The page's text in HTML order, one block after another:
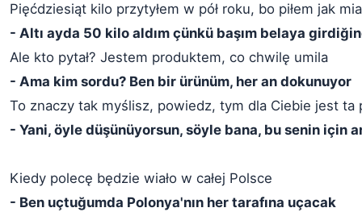
Pięćdziesiąt kilo przytyłem w pół roku, bo piłem jak
- Altı ayda 50 kilo aldım çünkü başım belaya
Ale kto pytał? Jestem produktem, co chwilę umila
- Ama kim sordu? Ben bir ürünüm, her an dokunuyor
To znaczy tak myślisz, powiedz, tym dla Ciebie jest ta
- Yani, öyle düşünüyorsun, söyle bana, bu senin için
Kiedy polecę będzie wiało w całej Polsce
- Ben uçtuğumda Polonya'nın her tarafına uçacak